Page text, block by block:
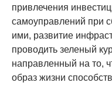
привлечения
самоуправлений при
ими, развитие
проводить зеленый
направленный на то,
образ жизни